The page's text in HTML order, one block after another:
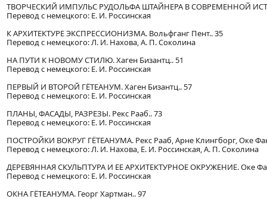
ТВОРЧЕСКИЙ ИМПУЛЬС РУДОЛЬФА ШТАЙНЕРА В СОВРЕМЕННОЙ
Перевод с немецкого: Е. И. Россинская
К АРХИТЕКТУРЕ ЭКСПРЕССИОНИЗМА. Вольфганг Пент.. 35
Перевод с немецкого: Л. И. Нахова, А. П. Соколина
НА ПУТИ К НОВОМУ СТИЛЮ. Хаген Бизантц.. 51
Перевод с немецкого: Е. И. Россинская
ПЕРВЫЙ И ВТОРОЙ ГЁТЕАНУМ. Хаген Бизантц.. 57
Перевод с немецкого: Е. И. Россинская
ПЛАНЫ, ФАСАДЫ, РАЗРЕЗЫ. Рекс Рааб.. 73
Перевод с немецкого: Е. И. Россинская
ПОСТРОЙКИ ВОКРУГ ГЁТЕАНУМА. Рекс Рааб, Арне Клингборг, Оке
Перевод с немецкого: Л. И. Нахова, Е. И. Россинская, А. П. Соколина
ДЕРЕВЯННАЯ СКУЛЬПТУРА И ЕЕ АРХИТЕКТУРНОЕ ОКРУЖЕНИЕ. Оке
Перевод с немецкого: Е. И. Россинская
ОКНА ГЁТЕАНУМА. Георг Хартман.. 97